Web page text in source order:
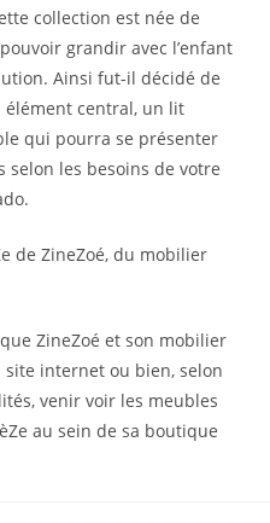
collection est née de
grandir avec l’enfant
Ainsi fut-il décidé de
élément central, un lit
qui pourra se présenter
les besoins de votre
de ZineZoé, du mobilier
ZineZoé et son mobilier
internet ou bien, selon
venir voir les meubles
au sein de sa boutique